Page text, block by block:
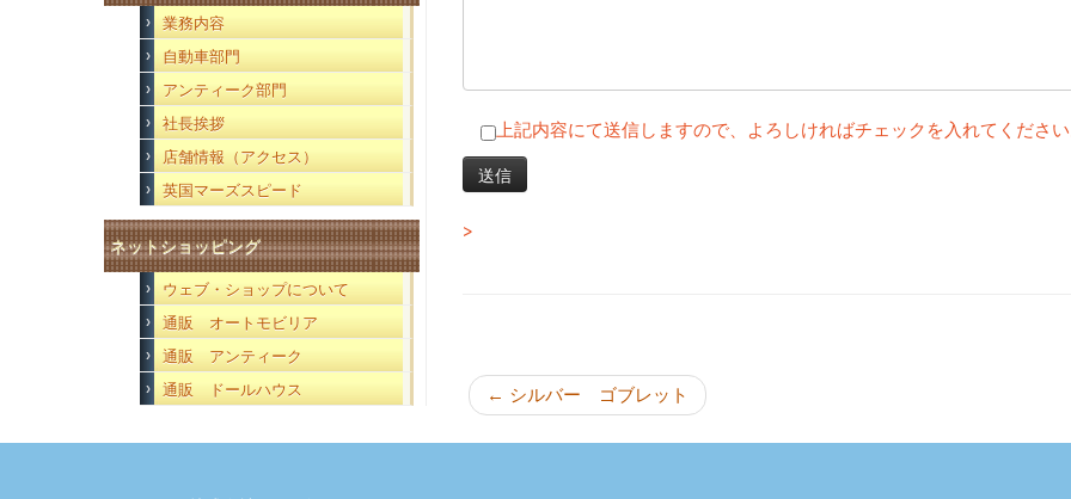
業務内容
自動車部門
アンティーク部門
社長挨拶
店舗情報（アクセス）
英国マーズスピード
ネットショッピング
ウェブ・ショップについて
通販 オートモビリア
通販 アンティーク
通販 ドールハウス
上記内容にて送信しますので、よろしければチェックを入れてください
>
← シルバー ゴブレット